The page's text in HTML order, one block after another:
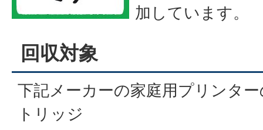
加しています。
回収対象
下記メーカーの家庭用プリンタ
トリッジ